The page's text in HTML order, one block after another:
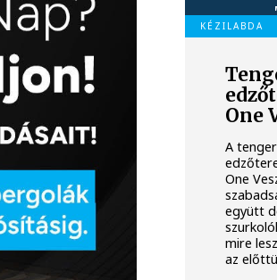
KÉZILABDA
One
A
One
együtt
mire
az